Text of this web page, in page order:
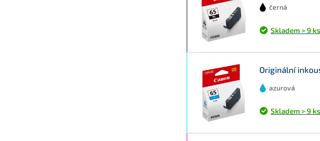
černá
Skladem > 9 ks
Originální
azurová
Skladem > 9 ks